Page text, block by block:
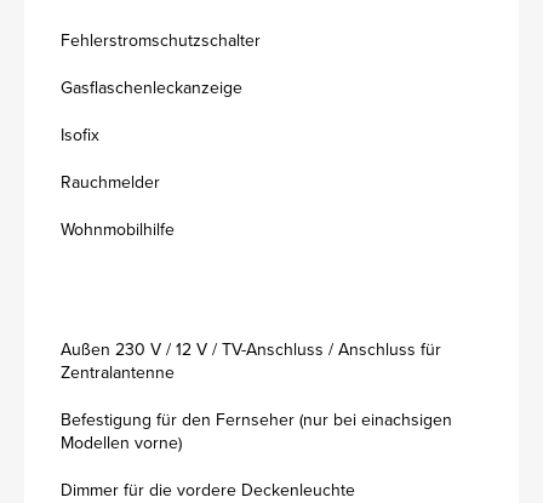
Fehlerstromschutzschalter
Gasflaschenleckanzeige
Isofix
Rauchmelder
Wohnmobilhilfe
Außen 230 V / 12 V / TV-Anschluss / Anschluss für
Zentralantenne
Befestigung für den Fernseher (nur bei einachsigen
Modellen vorne)
Dimmer für die vordere Deckenleuchte